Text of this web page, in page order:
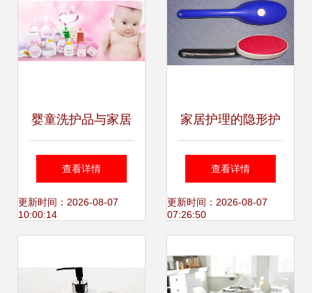
婴童洗护品与家居
护理用品OEM代工
厂全攻略 选择、合
查看详情
更新时间：2026-08-07
10:00:14
家居护理的隐形护
盾 面料衣刷与静电
刷的日常奇用
查看详情
更新时间：2026-08-07
07:26:50